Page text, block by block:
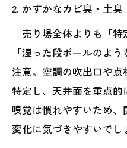
2. かすかなカビ臭・土臭
売り場全体よりも「特
「湿った段ボールのよ
注意。空調の吹出口や
特定し、天井面を重点
嗅覚は慣れやすいため
変化に気づきやすいでし